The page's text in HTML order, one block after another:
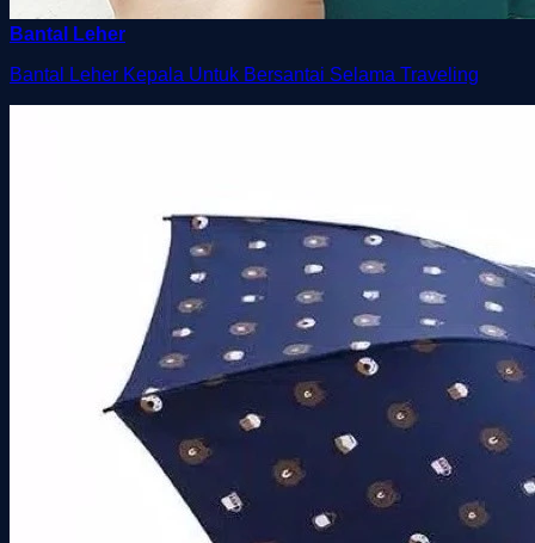
Bantal Leher
Bantal Leher Kepala Untuk Bersantai Selama Traveling